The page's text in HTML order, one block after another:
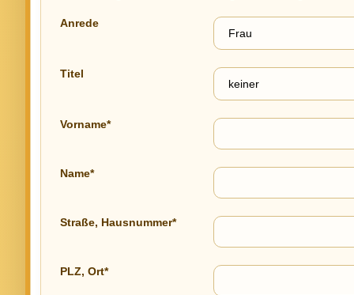
Anrede
Titel
Vorname*
Name*
Straße, Hausnummer*
PLZ, Ort*